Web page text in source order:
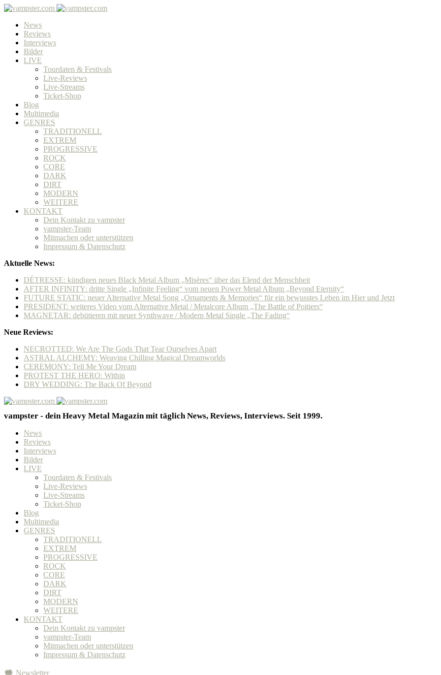
News
Reviews
Interviews
Bilder
LIVE
Tourdaten & Festivals
Live-Reviews
Live-Streams
Ticket-Shop
Blog
Multimedia
GENRES
TRADITIONELL
EXTREM
PROGRESSIVE
ROCK
CORE
DARK
DIRT
MODERN
WEITERE
KONTAKT
Dein Kontakt zu vampster
vampster-Team
Mitmachen oder unterstützen
Impressum & Datenschutz
Aktuelle News:
DÉTRESSE: kündigen neues Black Metal Album „Misères“ über das Elend der Menschheit
AFTER INFINITY: dritte Single „Infinite Feeling“ vom neuen Power Metal Album „Beyond Eternity“
FUTURE STATIC: neuer Alternative Metal Song „Ornaments & Memories“ für ein bewusstes Leben im Hier und Jetzt
PRESIDENT: weiteres Video vom Alternative Metal / Metalcore Album „The Battle of Poitiers“
MAGNETAR: debütieren mit neuer Synthwave / Modern Metal Single „The Fading“
Neue Reviews:
NECROTTED: We Are The Gods That Tear Ourselves Apart
ASTRAL ALCHEMY: Weaving Chilling Magical Dreamworlds
CEREMONY: Tell Me Your Dream
PROTEST THE HERO: Within
DRY WEDDING: The Back Of Beyond
vampster - dein Heavy Metal Magazin mit täglich News, Reviews, Interviews. Seit 1999.
News
Reviews
Interviews
Bilder
LIVE
Tourdaten & Festivals
Live-Reviews
Live-Streams
Ticket-Shop
Blog
Multimedia
GENRES
TRADITIONELL
EXTREM
PROGRESSIVE
ROCK
CORE
DARK
DIRT
MODERN
WEITERE
KONTAKT
Dein Kontakt zu vampster
vampster-Team
Mitmachen oder unterstützen
Impressum & Datenschutz
🗯 Newsletter